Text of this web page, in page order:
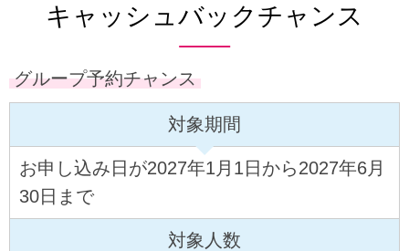
キャッシュバックチャンス
グループ予約チャンス
対象期間
お申し込み日が2027年1月1日から2027年6月
30日まで
対象人数